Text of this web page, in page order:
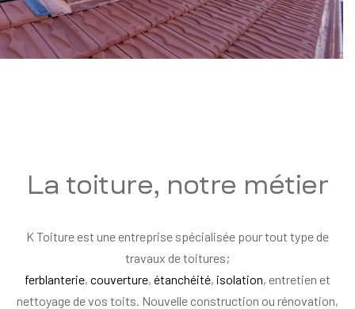
La toiture, notre métier
K Toiture est une entreprise spécialisée pour tout type de
travaux de toitures;
ferblanterie, couverture, étanchéité, isolation, entretien et
nettoyage de vos toits. Nouvelle construction ou rénovation,